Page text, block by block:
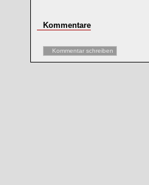
Kommentare
Kommentar schreiben